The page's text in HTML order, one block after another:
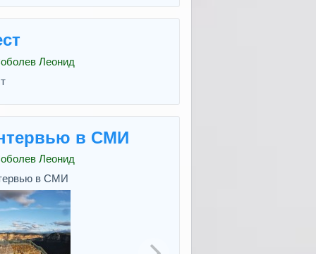
Леонид
в СМИ
Леонид
в СМИ